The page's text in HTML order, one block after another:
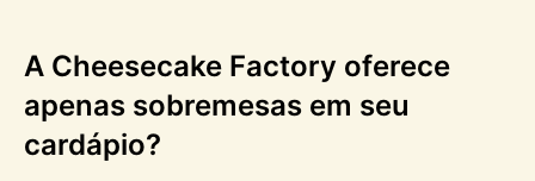
A Cheesecake Factory oferece
apenas sobremesas em seu
cardápio?